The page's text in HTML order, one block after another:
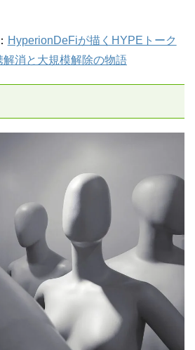
HyperionDeFiが描くHYPEトーク
消と大規模解除の物語